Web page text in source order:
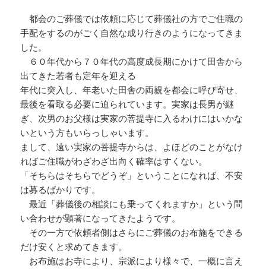
都会のご葬儀では依頼に応じて葬儀社の方でご住職の
手配をするのがごく自然な成り行きのようになってきま
した。
６０年代から７０年代の高度成長期にかけて田舎から
出てきた若者も定年を迎える
年代に突入し、年老いた田舎の両親を都会に呼び寄せ、
最後を看取る必要に迫られています。実家は長男が継
ぎ、次男のお父様は実家の菩提寺に入るわけにはいかな
いという方もいらっしゃいます。
まして、遠い実家の菩提寺からは、よほどのことがなけ
ればご住職がわざわざ出向く確率はすくない。
「そちらはそちらでどうぞ」ということになれば、不安
は募るばかりです。
最近「葬儀後の相談にも乗ってくれますか」という問
い合わせが顕著になってきたようです。
その一方で依頼者側はさらにご葬儀のお布施をできる
だけ安くと求めてきます。
お布施はお寺により、宗派により様々で、一概に言え